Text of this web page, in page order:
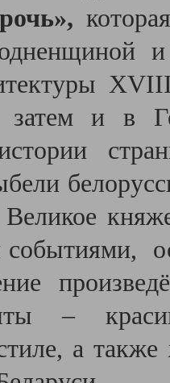
и в
–
а